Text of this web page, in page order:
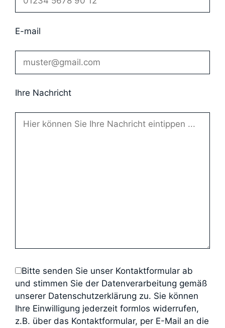
E-mail
Ihre Nachricht
Bitte senden Sie unser Kontaktformular ab
und stimmen Sie der Datenverarbeitung gemäß
unserer Datenschutzerklärung zu. Sie können
Ihre Einwilligung jederzeit formlos widerrufen,
z.B. über das Kontaktformular, per E-Mail an die